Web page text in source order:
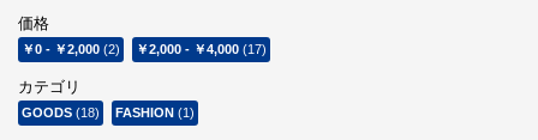
価格
￥0 - ￥2,000 (2) ￥2,000 - ￥4,000 (17)
カテゴリ
GOODS (18) FASHION (1)